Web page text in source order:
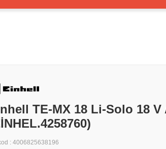
TE-MX 18 Li-Solo 18 V
: 4006825638196